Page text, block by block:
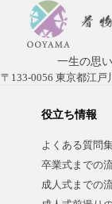
一生の思
〒133-0056 東京都江戸
役立ち情報
よくある質問
卒業式までの
成人式までの